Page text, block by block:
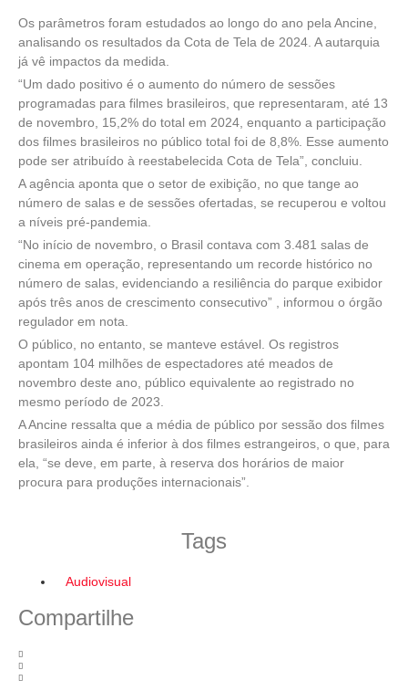
Os parâmetros foram estudados ao longo do ano pela Ancine,
analisando os resultados da Cota de Tela de 2024. A autarquia
já vê impactos da medida.
“Um dado positivo é o aumento do número de sessões
programadas para filmes brasileiros, que representaram, até 13
de novembro, 15,2% do total em 2024, enquanto a participação
dos filmes brasileiros no público total foi de 8,8%. Esse aumento
pode ser atribuído à reestabelecida Cota de Tela”, concluiu.
A agência aponta que o setor de exibição, no que tange ao
número de salas e de sessões ofertadas, se recuperou e voltou
a níveis pré-pandemia.
“No início de novembro, o Brasil contava com 3.481 salas de
cinema em operação, representando um recorde histórico no
número de salas, evidenciando a resiliência do parque exibidor
após três anos de crescimento consecutivo” , informou o órgão
regulador em nota.
O público, no entanto, se manteve estável. Os registros
apontam 104 milhões de espectadores até meados de
novembro deste ano, público equivalente ao registrado no
mesmo período de 2023.
A Ancine ressalta que a média de público por sessão dos filmes
brasileiros ainda é inferior à dos filmes estrangeiros, o que, para
ela, “se deve, em parte, à reserva dos horários de maior
procura para produções internacionais”.
Tags
Audiovisual
Compartilhe